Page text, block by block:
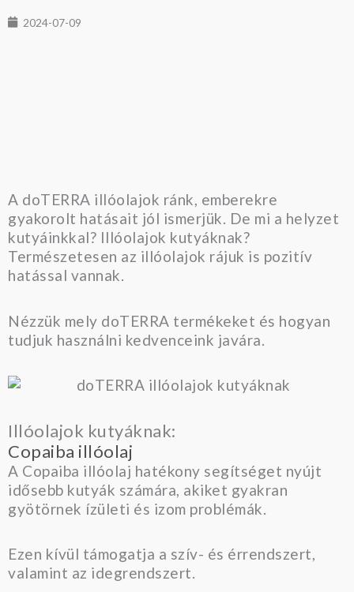
2024-07-09
A doTERRA illóolajok ránk, emberekre
gyakorolt hatásait jól ismerjük. De mi a helyzet
kutyáinkkal? Illóolajok kutyáknak?
Természetesen az illóolajok rájuk is pozitív
hatással vannak.
Nézzük mely doTERRA termékeket és hogyan
tudjuk használni kedvenceink javára.
Illóolajok kutyáknak:
Copaiba illóolaj
A Copaiba illóolaj hatékony segítséget nyújt
idősebb kutyák számára, akiket gyakran
gyötörnek ízületi és izom problémák.
Ezen kívül támogatja a szív- és érrendszert,
valamint az idegrendszert.